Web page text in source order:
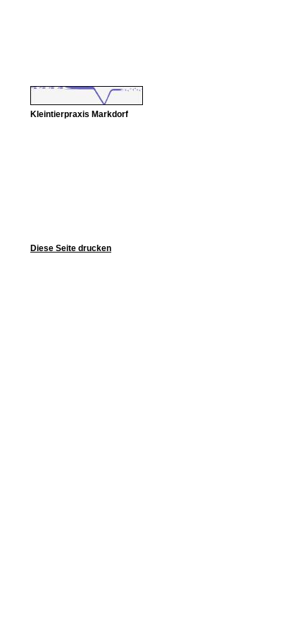
Kleintierpraxis Markdorf
Diese Seite drucken